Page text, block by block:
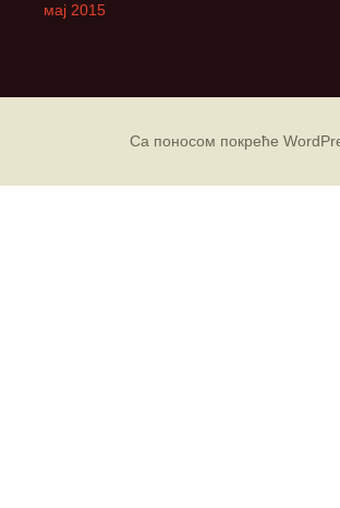
мај 2015
Са поносом покреће